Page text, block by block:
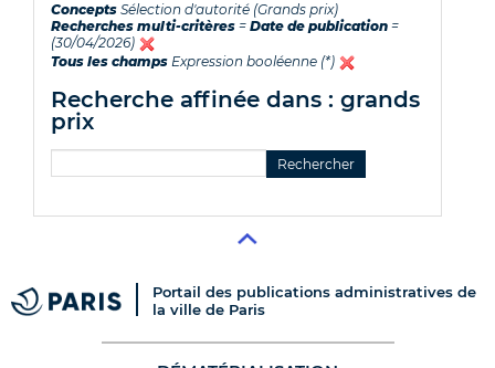
Concepts Sélection d'autorité (Grands prix)
Recherches multi-critères = Date de publication =
(30/04/2026)
Tous les champs Expression booléenne (*)
recherche affinée dans : grands
prix
Portail des publications administratives de
la ville de Paris